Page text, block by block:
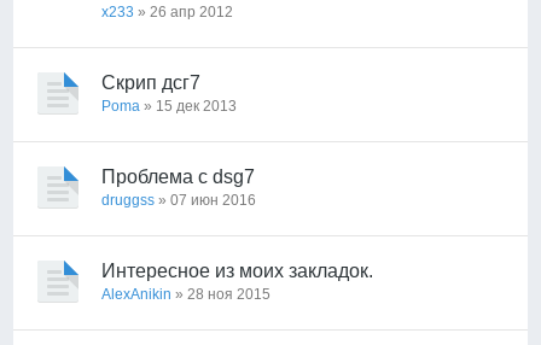
x233 » 26 апр 2012
Скрип дсг7
Poma » 15 дек 2013
Проблема с dsg7
druggss » 07 июн 2016
Интересное из моих закладок.
AlexAnikin » 28 ноя 2015